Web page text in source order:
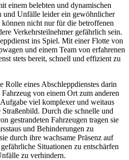
einem belebten und dynamischen
und Unfälle leider ein gewöhnlicher
nicht nur für die betroffenen
Verkehrsteilnehmer gefährlich sein.
ins Spiel. Mit einer Flotte von
und einem Team von erfahrenen
stets bereit, schnell und effizient zu
Rolle eines Abschleppdienstes darin
von einem Ort zum anderen
viel komplexer und weitaus
Durch die schnelle und
gestrandeten Fahrzeugen tragen sie
und Behinderungen zu
durch ihre wachsame Präsenz auf
Situationen zu entschärfen
zu verhindern.